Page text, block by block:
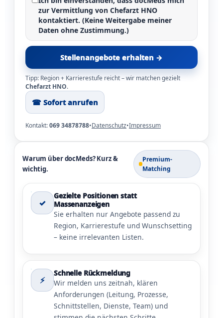
zur Vermittlung von Chefarzt HNO
kontaktiert. (Keine Weitergabe meiner
Daten ohne Zustimmung.)
Stellenangebote erhalten →
Tipp: Region + Karrierestufe reicht – wir matchen gezielt
Chefarzt HNO.
☎︎ Sofort anrufen
Kontakt:069 34878788•Datenschutz•Impressum
Warum über docMeds? Kurz &
wichtig.
Premium-
Matching
✓
Gezielte Positionen statt
Massenanzeigen
Sie erhalten nur Angebote passend zu
Region, Karrierestufe und Wunschsetting
– keine irrelevanten Listen.
⚡
Schnelle Rückmeldung
Wir melden uns zeitnah, klären
Anforderungen (Leitung, Prozesse,
Schnittstellen, Dienste, Team) und